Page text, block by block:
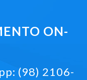
ON-
(98) 2106-